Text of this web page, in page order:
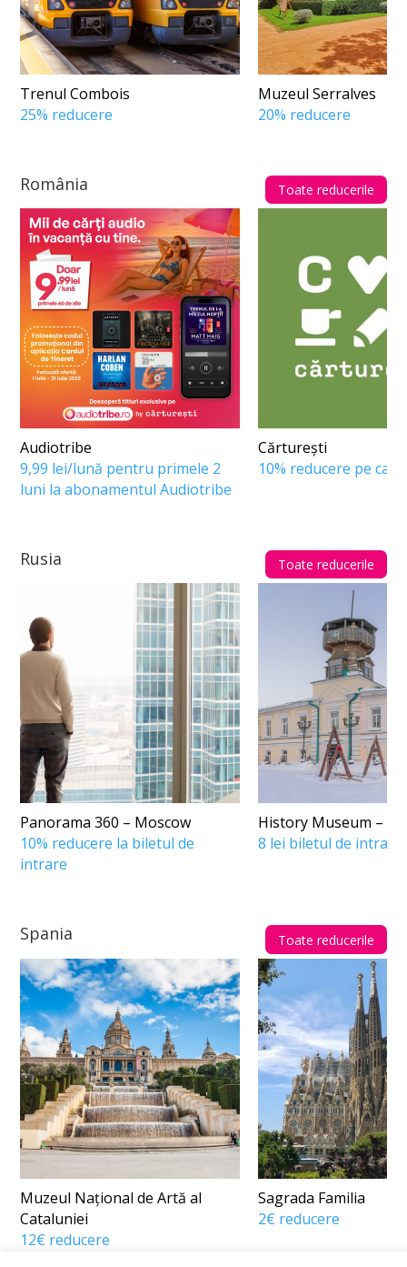
Trenul Combois
25% reducere
Muzeul Serralves
20% reducere
România Toate reducerile
Audiotribe
9,99 lei/lună pentru primele 2
luni la abonamentul Audiotribe
Cărturești
10% reducere pe
Rusia Toate reducerile
Panorama 360 – Moscow
10% reducere la biletul de
intrare
History Museum –
8 lei biletul de intrare
Spania Toate reducerile
Muzeul Național de Artă al
Cataluniei
12€ reducere
Sagrada Familia
2€ reducere